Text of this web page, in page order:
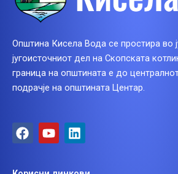
Општина Кисела Вода се простира во
југоисточниот дел на Скопската
граница на општината е до
подрачје на општината Центар.
F
a
Y
o
L
i